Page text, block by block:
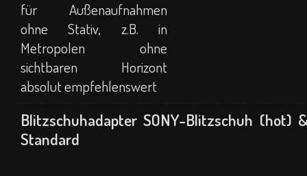
für Außenaufnahmen
ohne Stativ, z.B. in
Metropolen ohne
sichtbaren Horizont
absolut empfehlenswert
Blitzschuhadapter SONY-Blitzschuh (hot)
Standard